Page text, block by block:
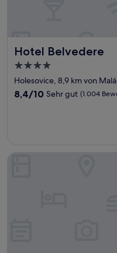
Hotel Belvedere
Hotel Belvedere
4.0-
Sterne-
Unterkunft
Holesovice, 8,9 km von
8.4
Bewertungen)
8,4/10 Sehr gut (1.004